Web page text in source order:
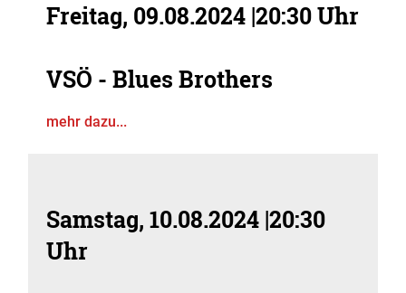
Freitag, 09.08.2024 |20:30 Uhr
VSÖ - Blues Brothers
mehr dazu...
Samstag, 10.08.2024 |20:30
Uhr